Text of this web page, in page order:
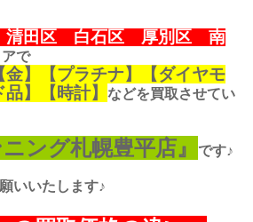
田区 白石区 厚別区 南
で
金】【プラチナ】【ダイヤモ
品】【時計】などを買取させてい
ニング札幌豊平店』です♪
いいたします♪